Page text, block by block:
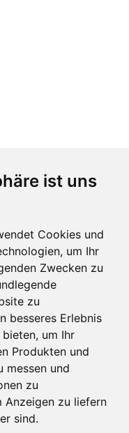
ist uns
Cookies und
um Ihr
Zwecken zu
zu
besseres Erlebnis
, um Ihr
Produkten und
messen und
zu
Anzeigen zu liefern
sind.
vorbehalten.